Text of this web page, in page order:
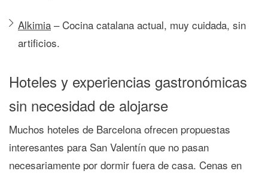
Alkimia – Cocina catalana actual, muy cuidada, sin
artificios.
Hoteles y experiencias gastronómicas
sin necesidad de alojarse
Muchos hoteles de Barcelona ofrecen propuestas
interesantes para San Valentín que no pasan
necesariamente por dormir fuera de casa. Cenas en